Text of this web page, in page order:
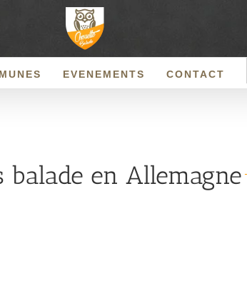
EVENEMENTS CONTACT
balade en Allemagne